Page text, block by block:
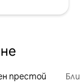
престой